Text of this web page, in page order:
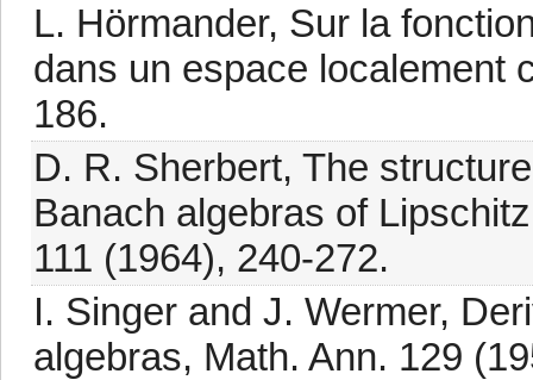
L. Hörmander, Sur la
dans un espace localement
186.
D. R. Sherbert, The
Banach algebras of
111 (1964), 240-272.
I. Singer and J. Wermer,
algebras, Math. Ann. 129